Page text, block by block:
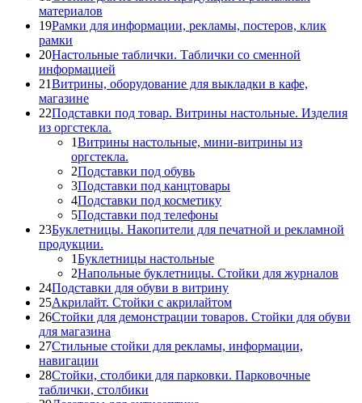
материалов
19Рамки для информации, рекламы, постеров, клик
рамки
20Настольные таблички. Таблички со сменной
информацией
21Витрины, оборудование для выкладки в кафе,
магазине
22Подставки под товар. Витрины настольные. Изделия
из оргстекла.
1Витрины настольные, мини-витрины из
оргстекла.
2Подставки под обувь
3Подставки под канцтовары
4Подставки под косметику
5Подставки под телефоны
23Буклетницы. Накопители для печатной и рекламной
продукции.
1Буклетницы настольные
2Напольные буклетницы. Стойки для журналов
24Подставки для обуви в витрину
25Акрилайт. Стойки с акрилайтом
26Стойки для демонстрации товаров. Стойки для обуви
для магазина
27Стильные стойки для рекламы, информации,
навигации
28Стойки, столбики для парковки. Парковочные
таблички, столбики